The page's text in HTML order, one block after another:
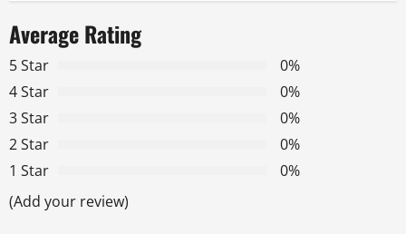
v
i
g
a
t
i
Average Rating
5 Star
0%
4 Star
0%
3 Star
0%
2 Star
0%
1 Star
0%
(Add your review)